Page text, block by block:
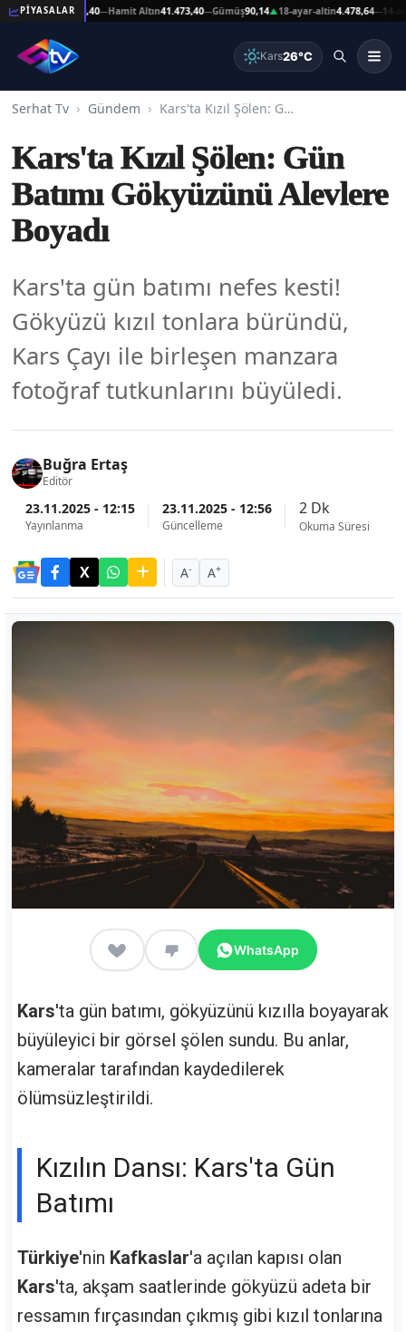
PİYASALAR
Altın41.473,40 Hamit Altın41.473,40—Gümüş90,14▲18-ayar-altin4.478,64—14-ayar-
Kars26°C
Serhat Tv Gündem Kars'ta Kızıl Şölen: Gün Batımı Gökyüzünü Alevlere Boyadı
Kars'ta Kızıl Şölen: Gün
Batımı Gökyüzünü Alevlere
Boyadı
Kars'ta gün batımı nefes kesti!
Gökyüzü kızıl tonlara büründü,
Kars Çayı ile birleşen manzara
fotoğraf tutkunlarını büyüledi.
Buğra Ertaş
Editör
23.11.2025 - 12:15
Yayınlanma
23.11.2025 - 12:56
Güncelleme
2 Dk
Okuma Süresi
A- A+
WhatsApp
Kars'ta gün batımı, gökyüzünü kızılla boyayarak
büyüleyici bir görsel şölen sundu. Bu anlar,
kameralar tarafından kaydedilerek
ölümsüzleştirildi.
Kızılın Dansı: Kars'ta Gün
Batımı
Türkiye'nin Kafkaslar'a açılan kapısı olan
Kars'ta, akşam saatlerinde gökyüzü adeta bir
ressamın fırçasından çıkmış gibi kızıl tonlarına